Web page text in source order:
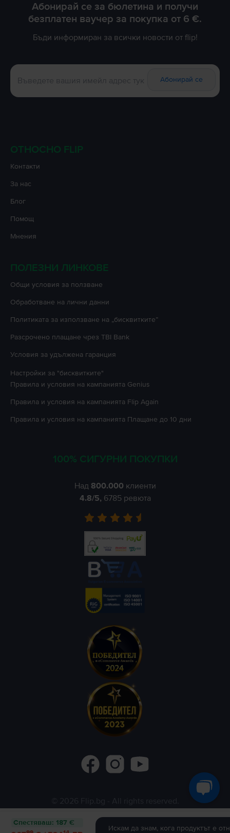
Спестяваш: 187 €
Искам да знам, кога продуктът е
Абонирай се за бюлетина и получи
безплатен ваучер за покупка от 6 €.
Бъди информиран за всички новости от flip!
Абонирай се
ОТНОСНО FLIP
Контакти
За нас
Блог
Помощ
Мнения
ПОЛЕЗНИ ЛИНКОВЕ
Oбщи условия за ползване
Oбработване на лични данни
Политиката за използване на „бисквитките”
Разсрочено плащане чрез TBI Bank
Условия за удължена гаранция
Настройки за "бисквитките"
Правила и условия на кампанията Genius
Правила и условия на кампанията Flip Again
Правила и условия на кампанията Плащане до 10 дни
100% СИГУРНИ ПОКУПКИ
Над 800.000 клиенти
4.8/5, 6785 ревюта